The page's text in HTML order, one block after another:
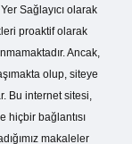
Sağlayıcı olarak
proaktif olarak
Ancak,
olup, siteye
Bu internet sitesi,
hiçbir bağlantısı
makaleler